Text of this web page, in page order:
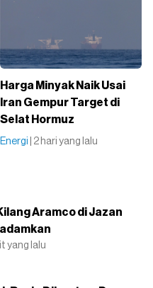
Harga Minyak Naik Usai
Iran Gempur Target di
Selat Hormuz
Energi | 2 hari yang lalu
Aramco di Jazan
yang lalu